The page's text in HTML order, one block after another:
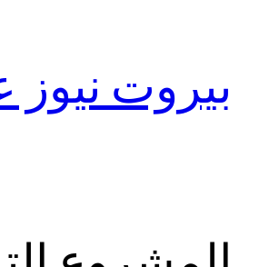
بيروت نيوز